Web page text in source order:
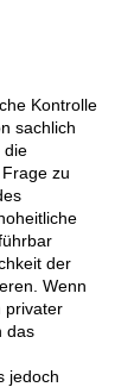
Kontrolle
sachlich
die
zu
der
Wenn
privater
das
jedoch